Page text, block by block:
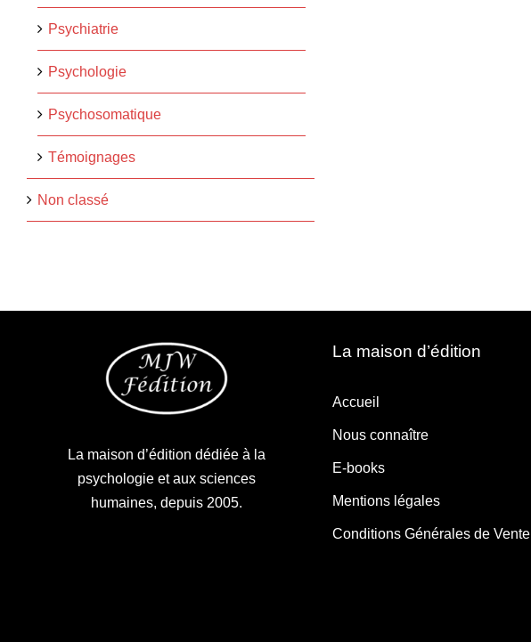
Psychiatrie
Psychologie
Psychosomatique
Témoignages
Non classé
La maison d’édition dédiée à la
psychologie et aux sciences
humaines, depuis 2005.
La maison d’édition
Accueil
Nous connaître
E-books
Mentions légales
Conditions Générales de Vente